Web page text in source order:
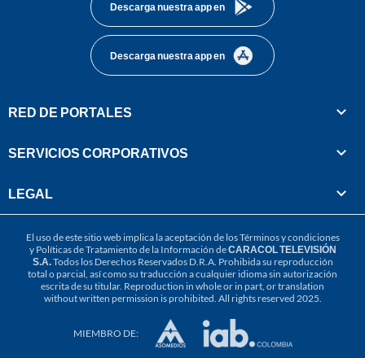
Descarga nuestra app en
Descarga nuestra app en
RED DE PORTALES
SERVICIOS CORPORATIVOS
LEGAL
El uso de este sitio web implica la aceptación de losTérminos y condiciones
y Políticas de Tratamiento de la Información deCARACOL TELEVISIÓN
S.A.Todos los Derechos Reservados D.R.A. Prohibida su reproducción
total o parcial, así como su traducción a cualquier idioma sin autorización
escrita de su titular. Reproduction in whole or in part, or translation
without written permission is prohibited. All rights reserved 2025.
MIEMBRO DE: